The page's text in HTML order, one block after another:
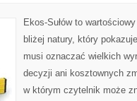
Ekos-Sułów to
bliżej natury, który
musi oznaczać wielkich
decyzji ani kosztownych
w którym czytelnik może